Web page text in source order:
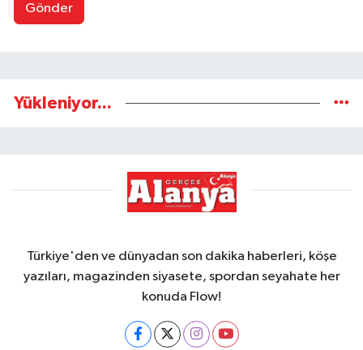
Gönder
Yükleniyor...
Türkiye'den ve dünyadan son dakika haberleri, köşe
yazıları, magazinden siyasete, spordan seyahate her
konuda Flow!